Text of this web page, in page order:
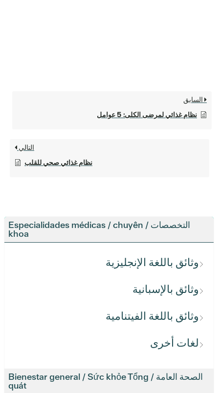
التخصصات / Especialidades médicas / chuyên
khoa
وثائق باللغة الإنجليزية
وثائق بالإسبانية
وثائق باللغة الفيتنامية
لغات أخرى
الصحة العامة / Bienestar general / Sức khỏe Tổng
quát
السابق
نظام غذائي لمرضى الكلى: 5 عوامل
التالي
نظام غذائي صحي للقلب